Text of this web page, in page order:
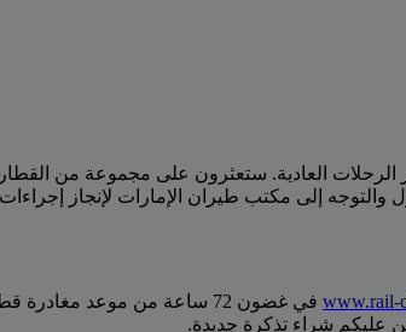
العادية. ستعثرون على مجموعة من
إلى مكتب طيران الإمارات لإنجاز
www.rail-
في غضون 72 ساعة من موعد
عليكم شراء تذكرة جديدة.